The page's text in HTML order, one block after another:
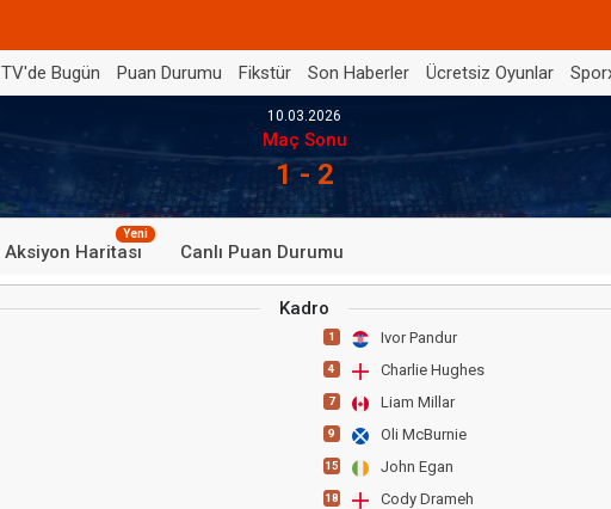
TV'de Bugün Puan Durumu Fikstür Son Haberler Ücretsiz Oyunlar
10.03.2026
Maç Sonu
1 - 2
Aksiyon Haritası
Yeni
Canlı Puan Durumu
Kadro
1 Ivor Pandur
4 Charlie Hughes
7 Liam Millar
9 Oli McBurnie
15 John Egan
18 Cody Drameh